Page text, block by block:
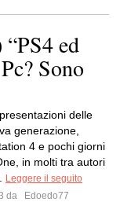
ed
Sono
delle
generazione,
4 e pochi giorni
in molti tra autori
Leggere il seguito
da
Edoedo77